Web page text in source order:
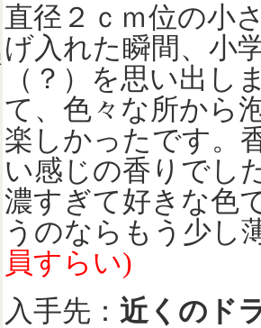
直径２ｃｍ位の小
げ入れた瞬間、小
（？）を思い出
て、色々な所から
楽しかったです。
い感じの香りでし
濃すぎて好きな色
うのならもう少し
員すらい)
入手先： 近くのド